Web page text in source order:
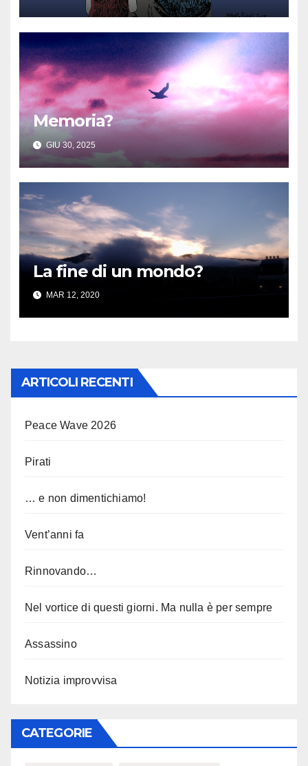
Memoria?
GIU 30, 2025
La fine di un mondo?
MAR 12, 2020
ARTICOLI RECENTI
Peace Wave 2026
Pirati
… e non dimentichiamo!
Vent’anni fa
Rinnovando…
Nel vortice di questi giorni. Ma nulla è per sempre
Assassino
Notizia improvvisa
CATEGORIE